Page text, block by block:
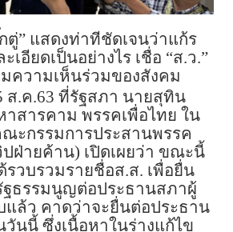
กตู่” แสดงท่าทีชัดเจนว่าแก้ร
เอียดเป็นอย่างไร เชื่อ “ส.ว.”
ความเห็นร่วมของสังคม
ส.ค.63 ที่รัฐสภา นายสุทิน
าสารคาม พรรคเพื่อไทย ใน
ะกรรมการประสานพรรค
ฝ่ายค้าน) เปิดเผยว่า ขณะนี้
รวบรวมรายชื่อส.ส. เพื่อยื่น
ธรรมนูญต่อประธานสภาผู้
ล้ว คาดว่าจะยื่นต่อประธาน
นนี้ ซึ่งเนื้อหาในร่างแก้ไข